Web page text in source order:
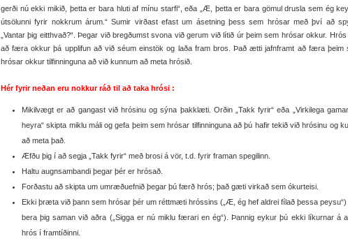
gerði nú ekki mikið, þetta er bara hluti af mínu starfi“, eða „Æ, þetta er bara gömul drusla sem ég
útsölunni fyrir nokkrum árum.“ Sumir virðast efast um ásetning þess sem hrósar með því að
„Vantar þig eitthvað?“. Þegar við bregðumst svona við gerum við lítið úr þeim sem hrósar okkur.
að færa okkur þá upplifun að við séum einstök og laða fram bros. Það ætti jafnframt að færa þeim
hrósar okkur tilfinninguna að við kunnum að meta hrósið.
Hér fyrir neðan eru nokkur ráð til að taka hrósi :
Mikilvægt er að gangast við hrósinu og sýna þakklæti. Orðin „Takk fyrir“ eða „Virkilega
heyra“ skipta miklu máli og gefa þeim sem hrósar tilfinninguna að þú hafir tekið við hrósinu og
að meta það.
Æfðu þig í að segja „Takk fyrir“ með brosi á vör, t.d. fyrir framan spegilinn.
Haltu augnsambandi þegar þér er hrósað.
Forðastu að skipta um umræðuefnið þegar þú færð hrós; það gæti virkað sem ókurteisi.
Ekki þræta við þann sem hrósar þér um réttmæti hróssins („Æ, ég hef aldrei fílað þessa peysu“)
bera þig saman við aðra („Sigga er nú miklu færari en ég“). Þannig eykur þú ekki líkurnar á
hrós í framtíðinni.